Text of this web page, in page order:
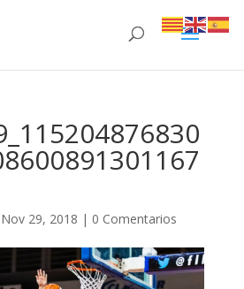
Nov 29, 2018 | 0 Comentarios